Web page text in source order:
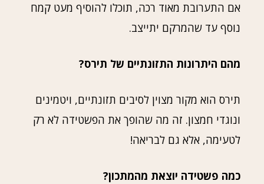
אם התערובת מאוד רכה, תוכלו להוסיף מעט קמח
נוסף עד שהמרקם יתייצב.
מהם היתרונות התזונתיים של תירס?
תירס הוא מקור מצוין לסיבים תזונתיים, ויטמינים
ונוגדי חמצון. זה מה שהופך את הפשטידה לא רק
לטעימה, אלא גם לבריאה!
כמה פשטידה יוצאת מהמתכון?